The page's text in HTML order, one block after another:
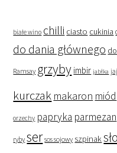
białe wino chilli ciasto cukinia
do dania głównego
Ramsay grzyby imbir jabłka
kurczak makaron miód
orzechy papryka parmezan
ryby ser sos sojowy szpinak